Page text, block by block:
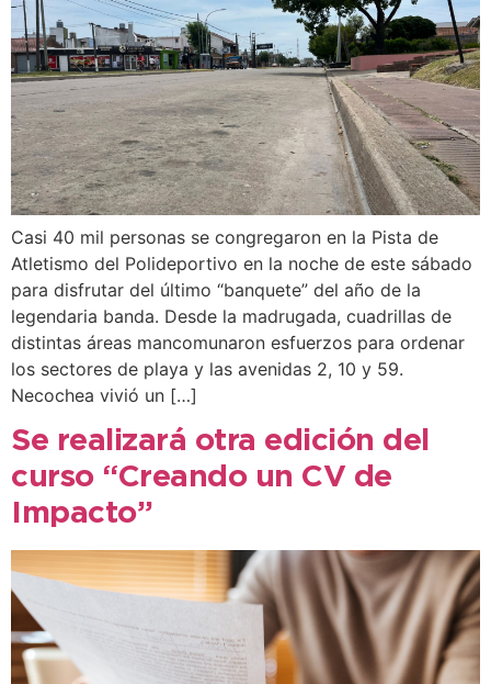
Casi 40 mil personas se congregaron en la Pista de
Atletismo del Polideportivo en la noche de este sábado
para disfrutar del último “banquete” del año de la
legendaria banda. Desde la madrugada, cuadrillas de
distintas áreas mancomunaron esfuerzos para ordenar
los sectores de playa y las avenidas 2, 10 y 59.
Necochea vivió un […]
Se realizará otra edición del
curso “Creando un CV de
Impacto”